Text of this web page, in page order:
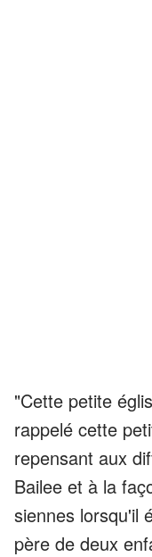
"Cette petite
rappelé cette
repensant aux
Bailee et à la
siennes lorsqu'il
père de deux